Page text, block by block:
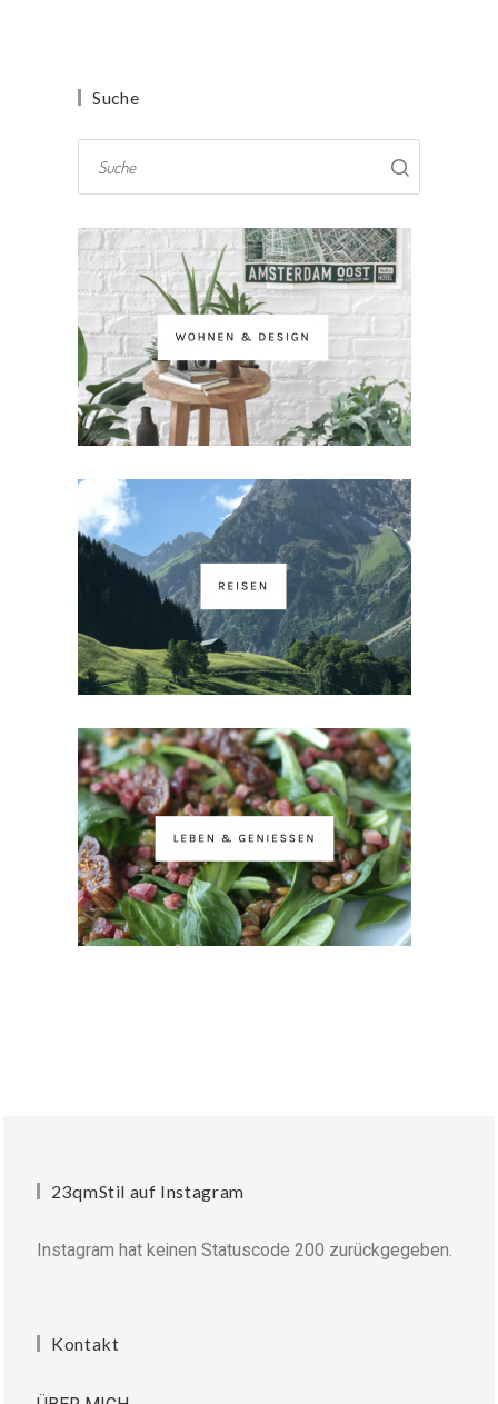
Suche
23qmStil auf Instagram
Instagram hat keinen Statuscode 200 zurückgegeben.
Kontakt